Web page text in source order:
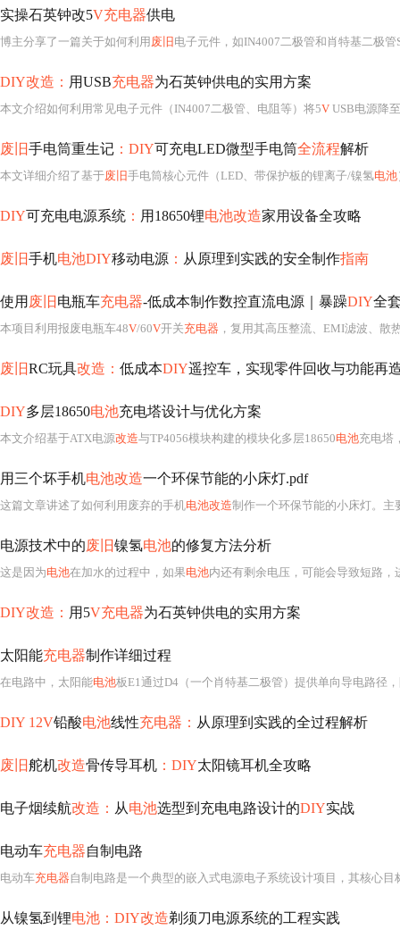
实操石英钟改5V充电器供电
博主分享了一篇关于如何利用 废旧 电子元件，如IN4007二极管和肖特基二极管
DIY改造： 用USB充电器为石英钟供电的实用方案
本文介绍如何利用常见电子元件（IN4007二极管、电阻等）将5V USB电源降
废旧手电筒重生记 ：DIY可充电LED微型手电筒全流程解析
本文详细介绍了基于废旧手电筒核心元件（LED、带保护板的锂离子/镍氢电池
DIY可充电电源系统 ： 用18650锂电池改造家用设备全攻略
废旧手机电池DIY移动电源 ： 从原理到实践的安全制作指南
使用 废旧 电瓶车充电器-低成本制作数控直流电源｜暴躁DIY全
本项目利用报废电瓶车48V/60V开关充电器 ，复用其高压整流、EMI滤波、散热结构等硬件，
废旧RC玩具改造： 低成本DIY遥控车，实现零件回收与功能再
DIY多层18650电池充电塔设计与优化方案
本文介绍基于ATX电源改造与TP4056模块构建的模块化多层18650电池充电塔
用三个坏手机电池改造一个环保节能的小床灯.pdf
这篇文章讲述了如何利用废弃的手机电池改造制作一个环保节能的小床灯。主
电源技术中的废旧镍氢电池的修复方法分析
这是因为电池在加水的过程中，如果电池内还有剩余电压，可能会导致短路，进
DIY改造： 用5V充电器为石英钟供电的实用方案
太阳能充电器制作详细过程
在电路中，太阳能电池板E1通过D4（一个肖特基二极管）提供单向导电路径
DIY 12V铅酸电池线性充电器： 从原理到实践的全过程解析
废旧舵机改造骨传导耳机 ：DIY太阳镜耳机全攻略
电子烟续航改造： 从电池选型到充电电路设计的DIY实战
电动车充电器自制电路
电动车充电器 自制电路是一个典型的嵌入式电源电子系统设计项目，其核心目
从镍氢到锂电池：DIY改造剃须刀电源系统的工程实践